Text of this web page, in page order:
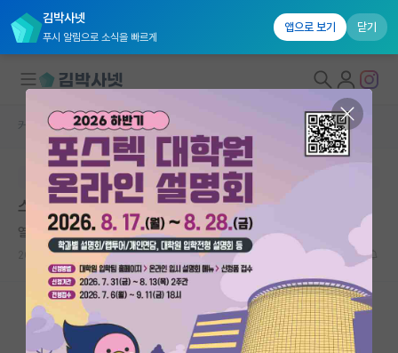
김박사넷
푸시 알림으로 소식을 빠르게
앱으로 보기 닫기
대학원생 모집
국내대학원 정보
연구실&오픈랩
커뮤니티
커뮤니티 홈
전체글보기
커뮤니티 홈 자유 게시판(아무개랩)
본문이 수정되지 않는 박제글입니다.
스승의 날 선물을 하고 싶은데요.
열정적인 프랜시스 베이컨
2026.05.13 4 966